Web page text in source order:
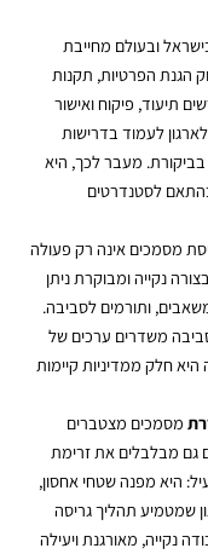
ובעולם מחייבת
הגנת הפרטיות, תקנות
תיעוד, פיקוח ואישור
לעמוד בדרישות
מעבר לכך, היא
לסטנדרטים
מסמכים אינה רק פעולה
נקייה ומבוקרת ניתן
ותורמים לסביבה.
משדרים ערכים של
היא חלק ממדיניות קיימות
מסמכים מצטברים
גם מבלבלים את זרימת
היא מפנה שטחי אחסון,
שמטמיע תהליך גריסה
נקייה, מאורגנת ויעילה